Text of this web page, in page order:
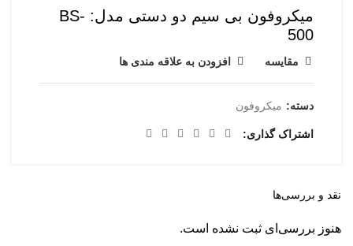
میکروفون بی سیم دو دستی مدل: BS-
500
مقایسه افزودن به علاقه مندی ها
دسته: میکروفون
اشتراک گذاری
نقد و بررسی‌ها
هنوز بررسی‌ای ثبت نشده است.